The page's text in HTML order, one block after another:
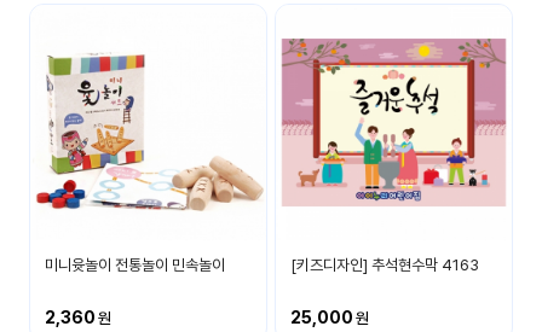
공지
사항
이벤
트
우리
기
후기
미니윳놀이 전통놀이 민속놀이
2,360
[키즈디자인] 추석현수막 4163
25,000